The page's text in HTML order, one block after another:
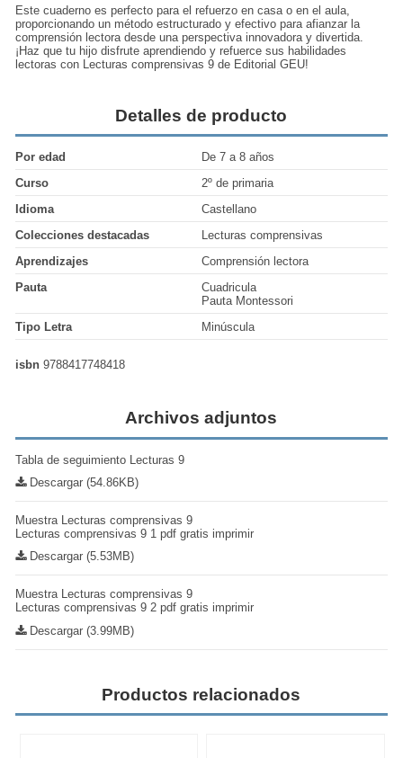
Este cuaderno es perfecto para el refuerzo en casa o en el aula,
proporcionando un método estructurado y efectivo para afianzar la
comprensión lectora desde una perspectiva innovadora y divertida.
¡Haz que tu hijo disfrute aprendiendo y refuerce sus habilidades
lectoras con Lecturas comprensivas 9 de Editorial GEU!
Detalles de producto
Por edad
De 7 a 8 años
Curso
2º de primaria
Idioma
Castellano
Colecciones destacadas
Lecturas comprensivas
Aprendizajes
Comprensión lectora
Pauta
Cuadricula
Pauta Montessori
Tipo Letra
Minúscula
isbn 9788417748418
Archivos adjuntos
Tabla de seguimiento Lecturas 9
Descargar (54.86KB)
Muestra Lecturas comprensivas 9
Lecturas comprensivas 9 1 pdf gratis imprimir
Descargar (5.53MB)
Muestra Lecturas comprensivas 9
Lecturas comprensivas 9 2 pdf gratis imprimir
Descargar (3.99MB)
Productos relacionados